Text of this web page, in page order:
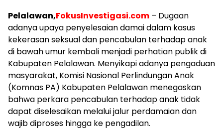
Pelalawan,FokusInvestigasi.com – Dugaan
adanya upaya penyelesaian damai dalam kasus
kekerasan seksual dan pencabulan terhadap anak
di bawah umur kembali menjadi perhatian publik di
Kabupaten Pelalawan. Menyikapi adanya pengaduan
masyarakat, Komisi Nasional Perlindungan Anak
(Komnas PA) Kabupaten Pelalawan menegaskan
bahwa perkara pencabulan terhadap anak tidak
dapat diselesaikan melalui jalur perdamaian dan
wajib diproses hingga ke pengadilan.